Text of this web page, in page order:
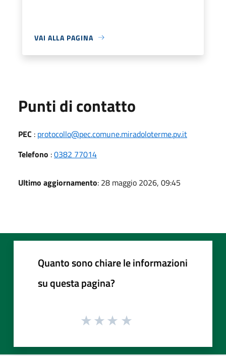
VAI ALLA PAGINA
Punti di contatto
PEC : protocollo@pec.comune.miradoloterme.pv.it
Telefono :0382 77014
Ultimo aggiornamento: 28 maggio 2026, 09:45
Quanto sono chiare le informazioni
su questa pagina?